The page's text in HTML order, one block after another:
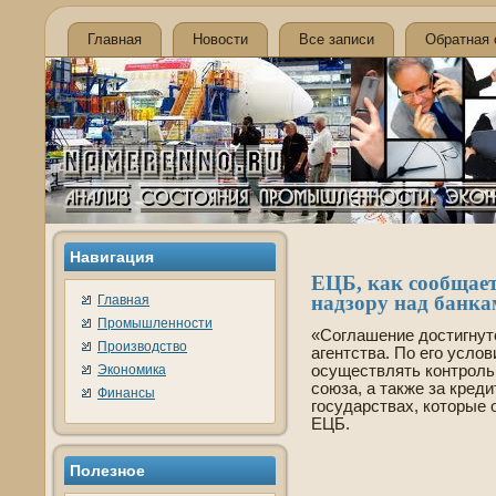
Главная Новости Все записи Обратная
Навигация
Главная
Промышленности
Производство
Экономика
Финансы
Полезнοе
ЕЦБ, как
надзору над
«Соглашение
агентства. По его
осуществлять
союза, а также за
государствах,
ЕЦБ.